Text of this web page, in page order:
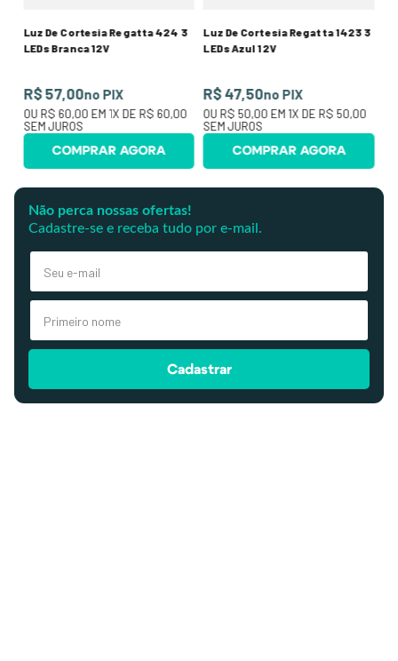
Luz De Cortesia Regatta 424 3
LEDs Branca 12V
R$ 57,00no PIX
OU R$ 60,00 EM1X DE R$ 60,00
SEM JUROS
COMPRAR AGORA
Luz De Cortesia Regatta 1423 3
LEDs Azul 12V
R$ 47,50no PIX
OU R$ 50,00 EM1X DE R$ 50,00
SEM JUROS
COMPRAR AGORA
Não perca nossas ofertas!
Cadastre-se e receba tudo por e-mail.
Cadastrar